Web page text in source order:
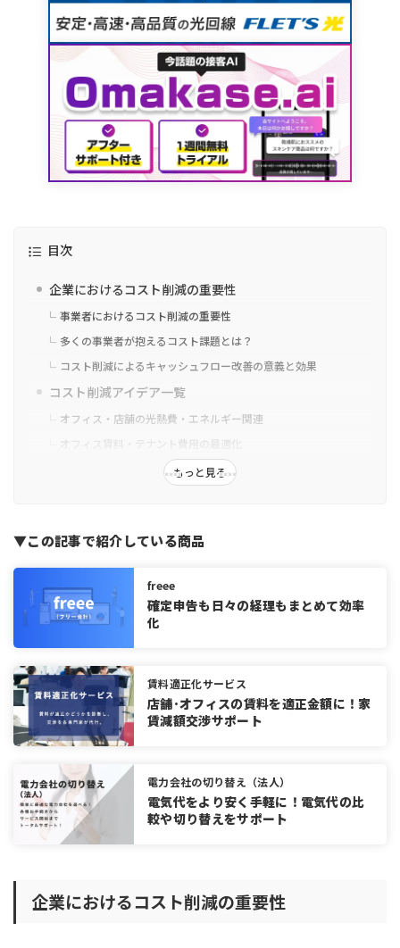
目次
もっと見る
企業におけるコスト削減の重要性
事業者におけるコスト削減の重要性
多くの事業者が抱えるコスト課題とは？
コスト削減によるキャッシュフロー改善の意義と効果
コスト削減アイデア一覧
オフィス・店舗の光熱費・エネルギー関連
人件費・交通・業務効率改善
バックオフィス業務の「見えないコスト」把握と削減
実行ステップと注意点
ケース別おすすめアイデアまとめ
すぐ実践できる低コスト施策
投資対効果が高い長期施策
まとめ
▼この記事で紹介している商品
freee
確定申告も日々の経理もまとめて効率
化
賃料適正化サービス
店舗･オフィスの賃料を適正金額に！家
賃減額交渉サポート
電力会社の切り替え（法人）
電気代をより安く手軽に！電気代の比
較や切り替えをサポート
企業におけるコスト削減の重要性